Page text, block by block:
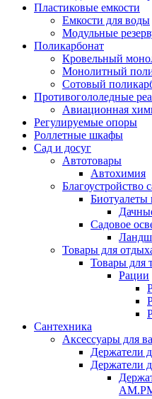
Пластиковые емкости
Емкости для воды
Модульные
Поликарбонат
Кровельный
Монолитный
Сотовый
Противогололедные
Авиационная
Регулируемые опоры
Роллетные шкафы
Сад и досуг
Автотовары
Автохимия
Благоустройство
Биотуалеты
Садовое
Товары для
Товары для
Рации
Сантехника
Аксессуары для
Держатели
Держатели